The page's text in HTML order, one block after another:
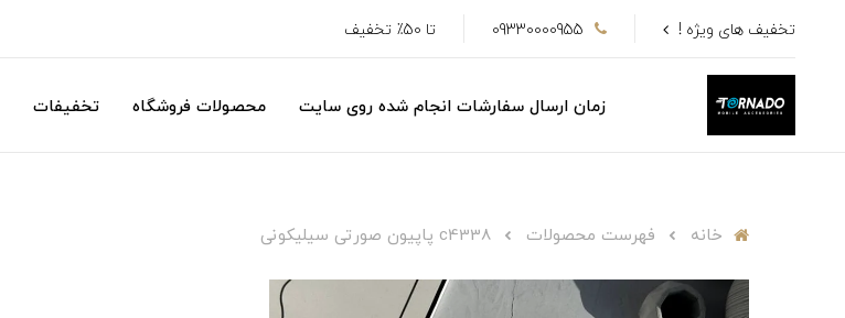
تخفیف های ویژه ! 09330000955 تا 50٪ تخفیف
زمان ارسال سفارشات انجام شده روی سایت محصولات فروشگاه تخفیفات
خانه فهرست محصولات c4338 پاپیون صورتی سیلیکونی